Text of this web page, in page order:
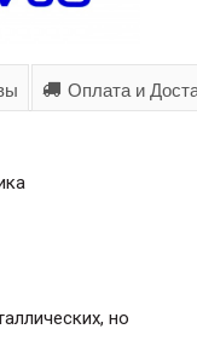
Оплата и
но